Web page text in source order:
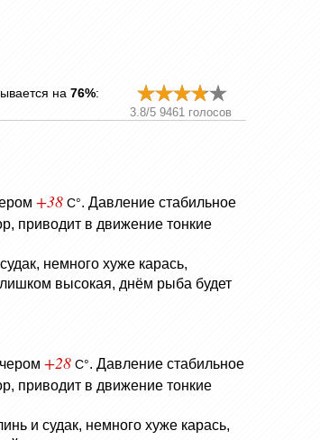
на 76%:
3.8/5 9461 голосов
+38 C°. Давление стабильное
приводит в движение тонкие
немного хуже карась,
высокая, днём рыба будет
+28 C°. Давление стабильное
приводит в движение тонкие
и судак, немного хуже карась,